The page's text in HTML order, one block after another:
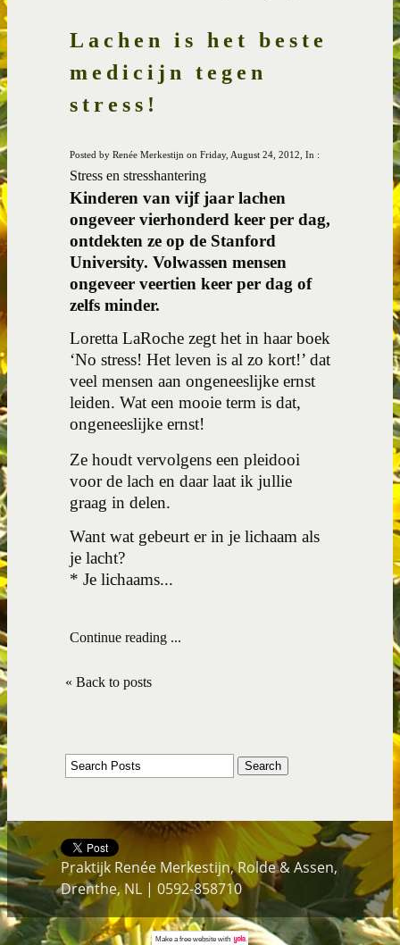
Lachen is het beste
medicijn tegen
stress!
Posted by Renée Merkestijn on Friday, August 24, 2012, In :
Stress en stresshantering
Kinderen van vijf jaar lachen
ongeveer vierhonderd keer per dag,
ontdekten ze op de Stanford
University. Volwassen mensen
ongeveer veertien keer per dag of
zelfs minder.
Loretta LaRoche zegt het in haar boek
‘No stress! Het leven is al zo kort!’ dat
veel mensen aan ongeneeslijke ernst
leiden. Wat een mooie term is dat,
ongeneeslijke ernst!
Ze houdt vervolgens een pleidooi
voor de lach en daar laat ik jullie
graag in delen.
Want wat gebeurt er in je lichaam als
je lacht?
* Je lichaams...
Continue reading ...
« Back to posts
Praktijk Renée Merkestijn, Rolde & Assen,
Drenthe, NL | 0592-858710
Make a free websitewith